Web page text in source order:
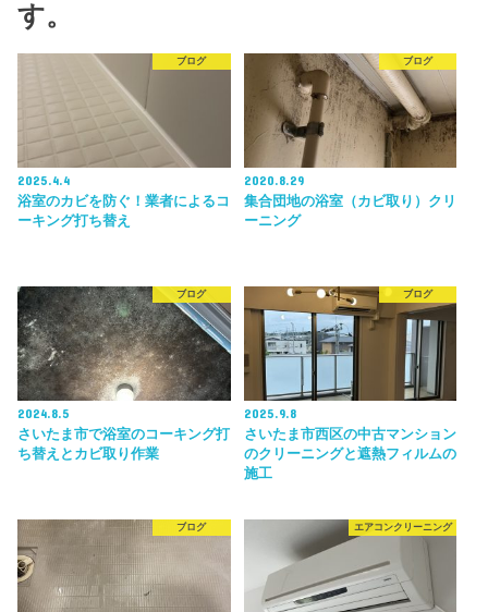
す。
ブログ
2025.4.4
浴室のカビを防ぐ！業者によるコ
ーキング打ち替え
ブログ
2020.8.29
集合団地の浴室（カビ取り）クリ
ーニング
ブログ
2024.8.5
さいたま市で浴室のコーキング打
ち替えとカビ取り作業
ブログ
2025.9.8
さいたま市西区の中古マンション
のクリーニングと遮熱フィルムの
施工
ブログ エアコンクリーニング